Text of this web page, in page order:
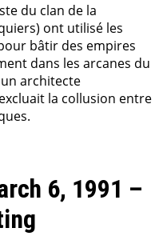
du clan de la
ont utilisé les
bâtir des empires
dans les arcanes du
un architecte
la collusion entre
6, 1991 –